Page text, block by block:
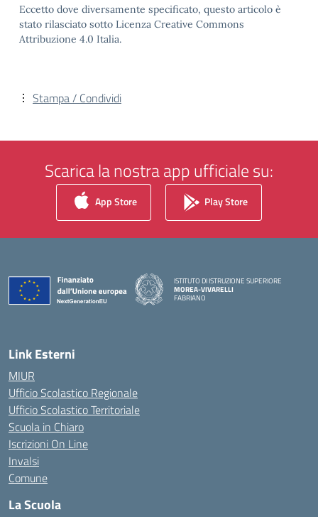
Eccetto dove diversamente specificato, questo articolo è
stato rilasciato sotto Licenza Creative Commons
Attribuzione 4.0 Italia.
Stampa / Condividi
Scarica la nostra app ufficiale su:
App Store Play Store
ISTITUTO DI ISTRUZIONE SUPERIORE
MOREA-VIVARELLI
FABRIANO
Link Esterni
MIUR
Ufficio Scolastico Regionale
Ufficio Scolastico Territoriale
Scuola in Chiaro
Iscrizioni On Line
Invalsi
Comune
La Scuola